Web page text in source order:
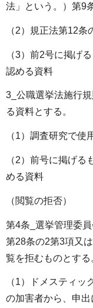
法」という。）第9
（2）規正法第12
（3）前2号に掲げ
認める資料
3_公職選挙法施行
る資料とする。
（1）調査研究で
（2）前号に掲げ
める資料
（閲覧の拒否）
第4条_選挙管理委
第28条の2第3項又
覧を拒むものとする
（1）ドメスティ
の加害者から、申